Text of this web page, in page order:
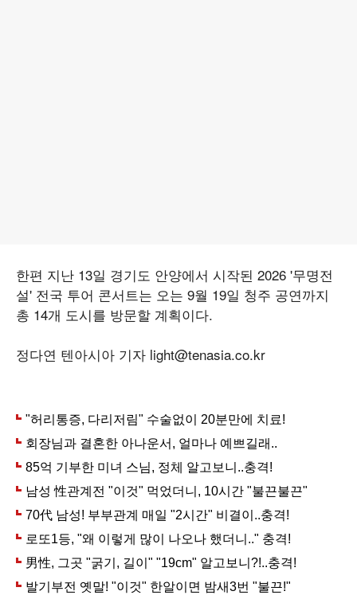
한편 지난 13일 경기도 안양에서 시작된 2026 '무명전
설' 전국 투어 콘서트는 오는 9월 19일 청주 공연까지
총 14개 도시를 방문할 계획이다.
정다연 텐아시아 기자 light@tenasia.co.kr